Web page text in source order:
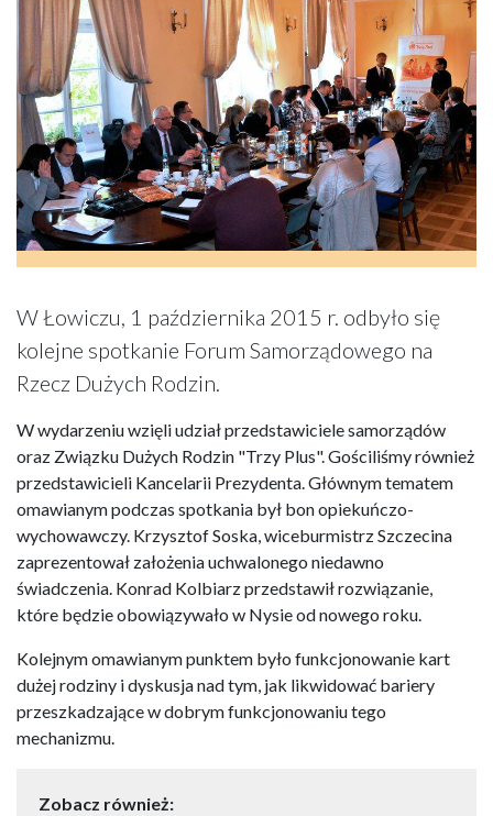
W Łowiczu, 1 października 2015 r. odbyło się
kolejne spotkanie Forum Samorządowego na
Rzecz Dużych Rodzin.
W wydarzeniu wzięli udział przedstawiciele samorządów
oraz Związku Dużych Rodzin "Trzy Plus". Gościliśmy również
przedstawicieli Kancelarii Prezydenta. Głównym tematem
omawianym podczas spotkania był bon opiekuńczo-
wychowawczy. Krzysztof Soska, wiceburmistrz Szczecina
zaprezentował założenia uchwalonego niedawno
świadczenia. Konrad Kolbiarz przedstawił rozwiązanie,
które będzie obowiązywało w Nysie od nowego roku.
Kolejnym omawianym punktem było funkcjonowanie kart
dużej rodziny i dyskusja nad tym, jak likwidować bariery
przeszkadzające w dobrym funkcjonowaniu tego
mechanizmu.
Zobacz również: